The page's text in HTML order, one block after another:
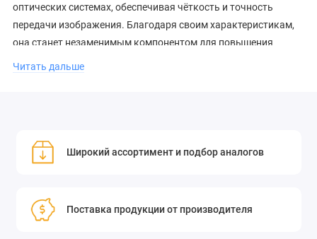
оптических системах, обеспечивая чёткость и точность
передачи изображения. Благодаря своим характеристикам,
она станет незаменимым компонентом для повышения
Линза Single BeamSquared, 500
противоотражающим
покрытием
Читать дальше
Широкий ассортимент и подбор аналогов
Поставка продукции от производителя